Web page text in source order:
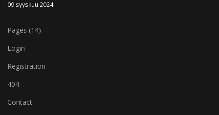
09 syyskuu 2024
Pages (14)
Login
Registration
404
Contact